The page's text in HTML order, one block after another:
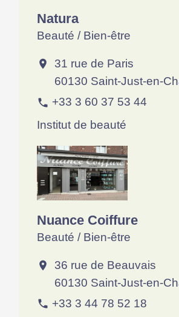
Natura
Beauté / Bien-être
location_on
31 rue de Paris
60130 Saint-Just-en-
phone +33 3 60 37 53 44
Institut de beauté
Nuance Coiffure
Beauté / Bien-être
location_on
36 rue de Beauvais
60130 Saint-Just-en-
phone +33 3 44 78 52 18